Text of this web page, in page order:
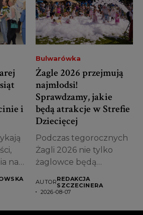
i
na
Bulwarówka
Żagle 2026 przejmują
najmłodsi!
Sprawdzamy, jakie
będą atrakcje w Strefie
Dziecięcej
Podczas tegorocznych
Żagli 2026 nie tylko
żaglowce będą
mieszkańców i...
AUTORREDAKCJA
SZCZECINERA
2026-08-07